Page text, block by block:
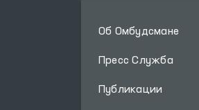
Об Омбудсмане
Пресс Служба
Публикации